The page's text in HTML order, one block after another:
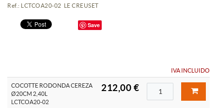
Ref.: LCTCOA20-02 LE CREUSET
Save
IVA INCLUIDO
COCOTTE RODONDA CEREZA
Ø20CM 2,40L
LCTCOA20-02
212,00 €